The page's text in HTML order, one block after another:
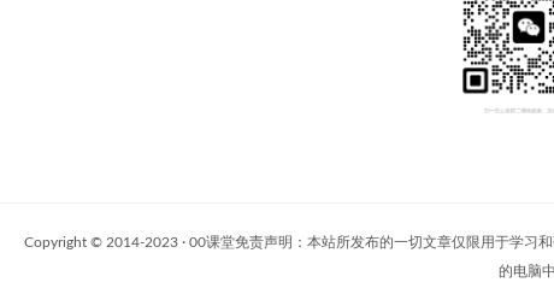
Copyright © 2014-2023 · 00课堂免责声明：本站所发布的一切文章仅限用于学习
的电脑